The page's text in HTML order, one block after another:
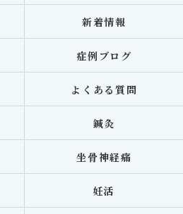
新着情報
症例ブログ
よくある質問
鍼灸
坐骨神経痛
妊活